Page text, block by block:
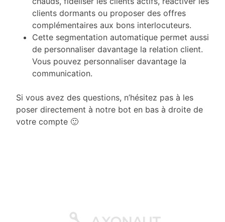
clients dormants ou proposer des offres
complémentaires aux bons interlocuteurs.
Cette segmentation automatique permet aussi
de personnaliser davantage la relation client.
Vous pouvez personnaliser davantage la
communication.
Si vous avez des questions, n’hésitez pas à les
poser directement à notre bot en bas à droite de
votre compte 🙂